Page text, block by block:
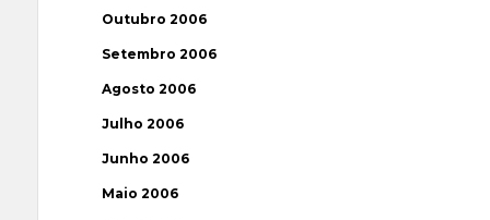
Outubro 2006
Setembro 2006
Agosto 2006
Julho 2006
Junho 2006
Maio 2006